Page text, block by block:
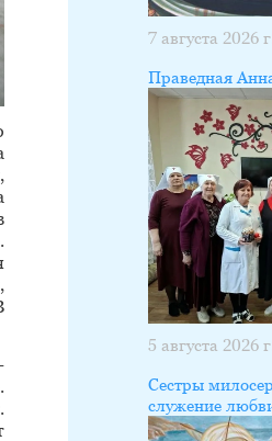
7 августа 2026
Праведная
5 августа 2026
Сестры
служение